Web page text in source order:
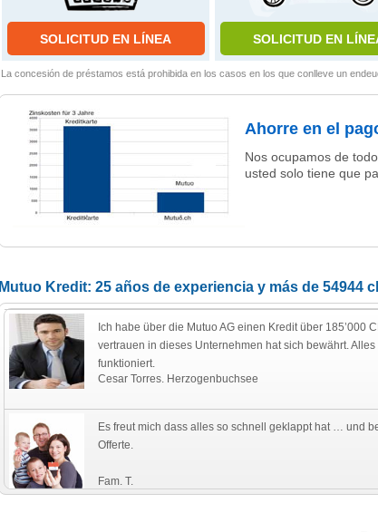
La concesión de préstamos está prohibida en los casos en los que conlleve un
Ahorre en el
Nos ocupamos de
usted solo tiene que
Mutuo Kredit: 25 años de experiencia y más de 54944
Ich habe über die Mutuo AG einen Kredit über 185’000
vertrauen in dieses Unternehmen hat sich bewährt.
funktioniert.
Cesar Torres. Herzogenbuchsee
Es freut mich dass alles so schnell geklappt hat … und
Offerte.
Fam. T.